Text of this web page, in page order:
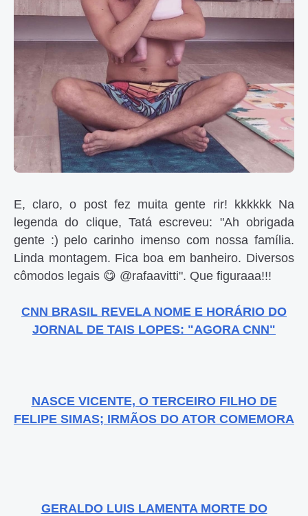
E, claro, o post fez muita gente rir! kkkkkk Na
legenda do clique, Tatá escreveu: "Ah obrigada
gente :) pelo carinho imenso com nossa família.
Linda montagem. Fica boa em banheiro. Diversos
cômodos legais 😋 @rafaavitti". Que figuraaa!!!
CNN BRASIL REVELA NOME E HORÁRIO DO
JORNAL DE TAIS LOPES: "AGORA CNN"
NASCE VICENTE, O TERCEIRO FILHO DE
FELIPE SIMAS; IRMÃOS DO ATOR COMEMORA
GERALDO LUIS LAMENTA MORTE DO